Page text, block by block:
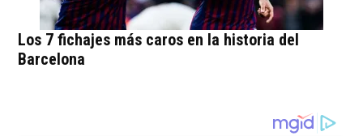
Los 7 fichajes más caros en la historia del
Barcelona